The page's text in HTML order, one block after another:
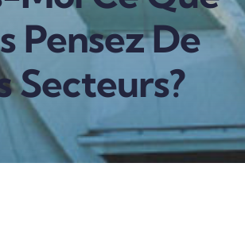
Pensez De
Secteurs?